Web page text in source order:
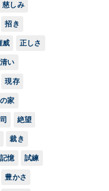
慈しみ
招き
威 正しさ
清い
現存
家
絶望
裁き
記憶 試練
豊かさ